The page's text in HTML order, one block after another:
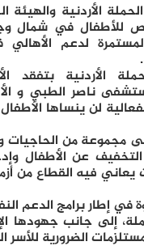
الأردنية والهيئة
للأطفال في شمال
لدعم
الأردنية بتفقد
ناصر الطبي و
لن ينساها
مجموعة من الحاجيات
عن الأطفال
فيه القطاع من
في إطار برامج الدعم
إلى جانب جهودها
الضرورية للأسر